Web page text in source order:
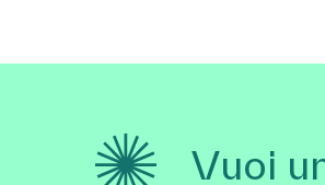
Vuoi